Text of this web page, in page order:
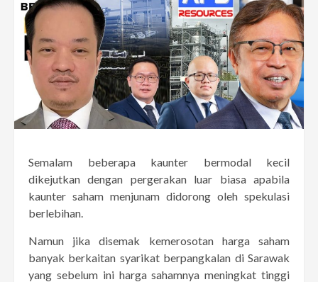
Semalam beberapa kaunter bermodal kecil
dikejutkan dengan pergerakan luar biasa apabila
kaunter saham menjunam didorong oleh spekulasi
berlebihan.
Namun jika disemak kemerosotan harga saham
banyak berkaitan syarikat berpangkalan di Sarawak
yang sebelum ini harga sahamnya meningkat tinggi